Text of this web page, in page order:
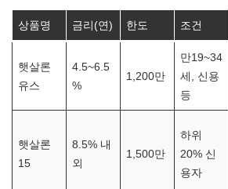
상품명 금리(연) 한도 조건
햇살론
유스
4.5~6.5
%
1,200만
만19~34
세, 신용
등
햇살론
15
8.5% 내
외
1,500만
하위
20% 신
용자